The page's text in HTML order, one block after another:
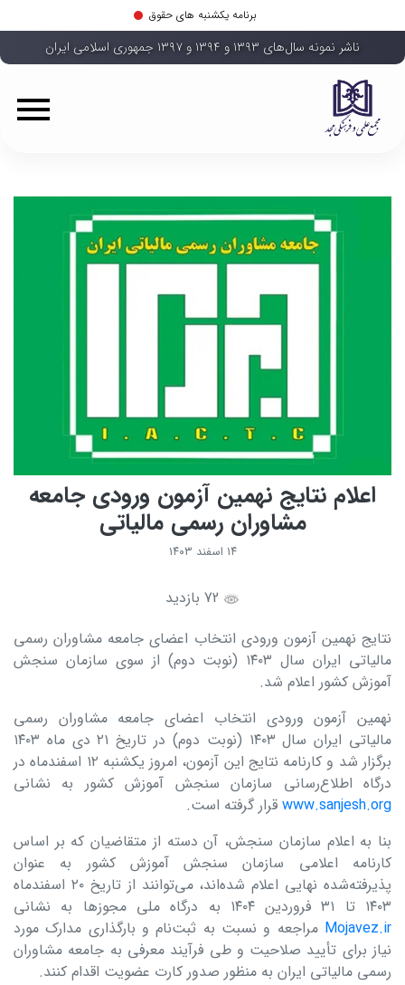
برنامه یکشنبه های حقوق
ناشر نمونه سال‌های ۱۳۹۳ و ۱۳۹۴ و ۱۳۹۷ جمهوری اسلامی ایران
اعلام نتایج نهمین آزمون ورودی جامعه
مشاوران رسمی مالیاتی
۱۴ اسفند ۱۴۰۳
نتایج نهمین آزمون ورودی انتخاب اعضای جامعه مشاوران رسمی
مالیاتی ایران سال ۱۴۰۳ (نوبت دوم) از سوی سازمان سنجش
آموزش کشور اعلام شد.
نهمین آزمون ورودی انتخاب اعضای جامعه مشاوران رسمی
مالیاتی ایران سال ۱۴۰۳ (نوبت دوم) در تاریخ ۲۱ دی ماه ۱۴۰۳
برگزار شد و کارنامه نتایج این آزمون، امروز یکشنبه ۱۲ اسفندماه در
درگاه اطلاع‌رسانی سازمان سنجش آموزش کشور به نشانی
www.sanjesh.org قرار گرفته است.
بنا به اعلام سازمان سنجش، آن دسته از متقاضیان که بر اساس
کارنامه اعلامی سازمان سنجش آموزش کشور به عنوان
پذیرفته‌شده نهایی اعلام شده‌اند، می‌توانند از تاریخ ۲۰ اسفندماه
۱۴۰۳ تا ۳۱ فروردین ۱۴۰۴ به درگاه ملی مجوزها به نشانی
Mojavez.ir مراجعه و نسبت به ثبت‌نام و بارگذاری مدارک مورد
نیاز برای تأیید صلاحیت و طی فرآیند معرفی به جامعه مشاوران
رسمی مالیاتی ایران به منظور صدور کارت عضویت اقدام کنند.